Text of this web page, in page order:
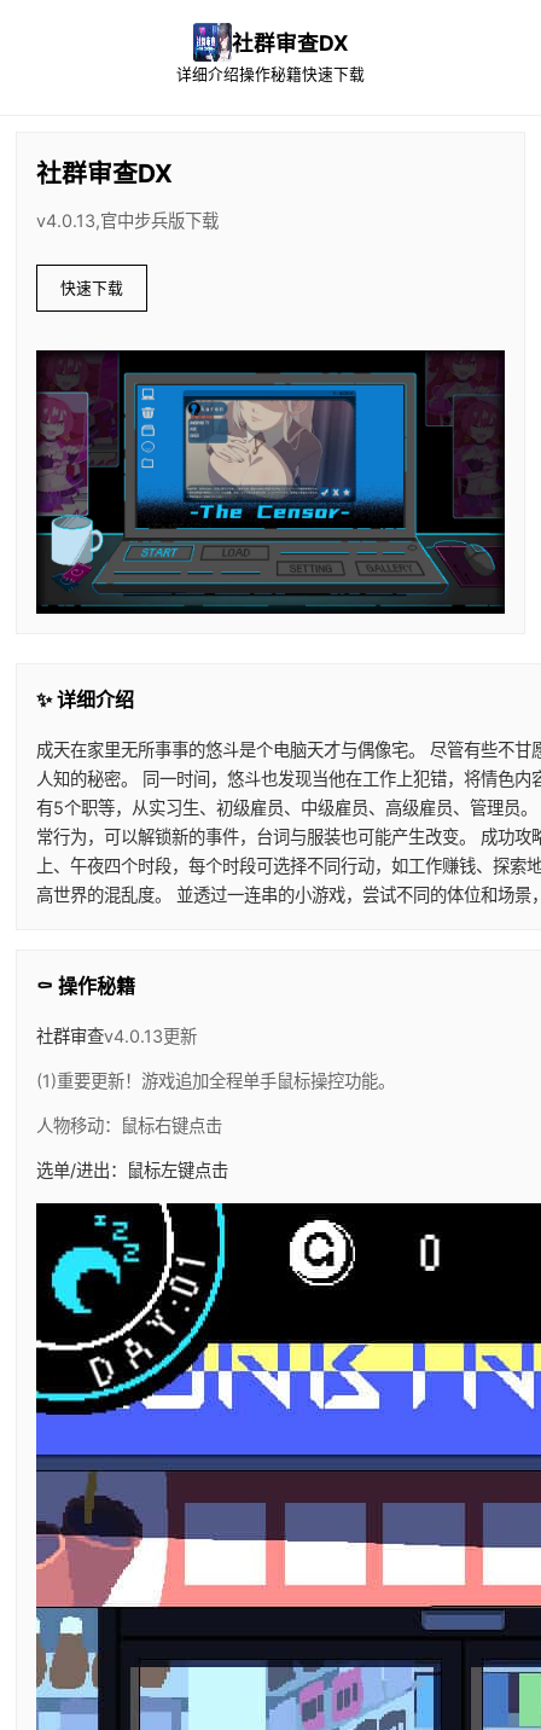
社群审查DX
详细介绍操作秘籍快速下载
社群审查DX
v4.0.13,官中步兵版下载
快速下载
✨ 详细介绍
成天在家里无所事事的悠斗是个电脑天才与偶像宅。 尽管有些不
人知的秘密。 同一时间，悠斗也发现当他在工作上犯错，将情色
有5个职等，从实习生、初级雇员、中级雇员、高级雇员、管理员
常行为，可以解锁新的事件，台词与服装也可能产生改变。 成功
上、午夜四个时段，每个时段可选择不同行动，如工作赚钱、探
高世界的混乱度。 並透过一连串的小游戏，尝试不同的体位和场
⚰️ 操作秘籍
社群审查v4.0.13更新
(1)重要更新！游戏追加全程单手鼠标操控功能。
人物移动：鼠标右键点击
选单/进出：鼠标左键点击